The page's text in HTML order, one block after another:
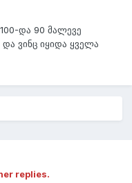
100-და 90 მალევე
ვინც იყიდა ყველა
replies.